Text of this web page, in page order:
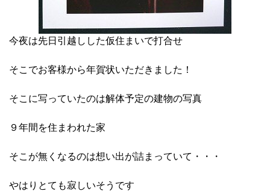
今夜は先日引越しした仮住まいで打合せ
そこでお客様から年賀状いただきました！
そこに写っていたのは解体予定の建物の写真
９年間を住まわれた家
そこが無くなるのは想い出が詰まっていて・・・
やはりとても寂しいそうです